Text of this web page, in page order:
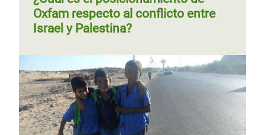
Oxfam respecto al conflicto entre
Israel y Palestina?